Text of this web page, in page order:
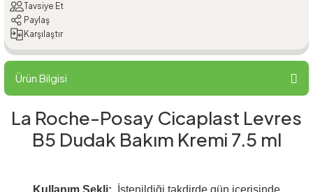
Tavsiye Et
Paylaş
Karşılaştır
Ürün Bilgisi
La Roche-Posay Cicaplast Levres
B5 Dudak Bakım Kremi 7.5 ml
Kullanım Şekli: İstenildiği takdirde gün içerisinde